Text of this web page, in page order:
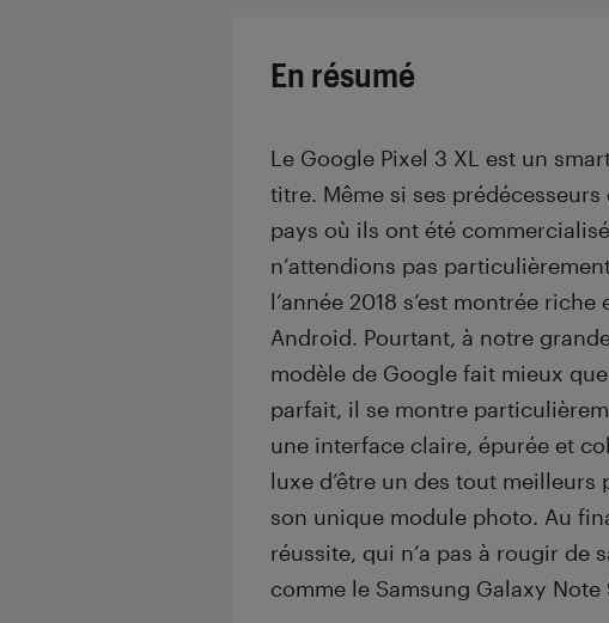
En résumé
Le Google Pixel 3 XL est un
titre. Même si ses
pays où ils ont été
n’attendions pas
l’année 2018 s’est montrée
Android. Pourtant, à notre
modèle de Google fait mieux que
parfait, il se montre
une interface claire, épurée et
luxe d’être un des tout meilleurs
son unique module photo. Au
réussite, qui n’a pas à rougir de
comme le Samsung Galaxy